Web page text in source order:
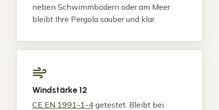
neben Schwimmbädern oder am Meer
bleibt Ihre Pergola sauber und klar.
Windstärke 12
CE EN 1991-1-4getestet. Bleibt bei